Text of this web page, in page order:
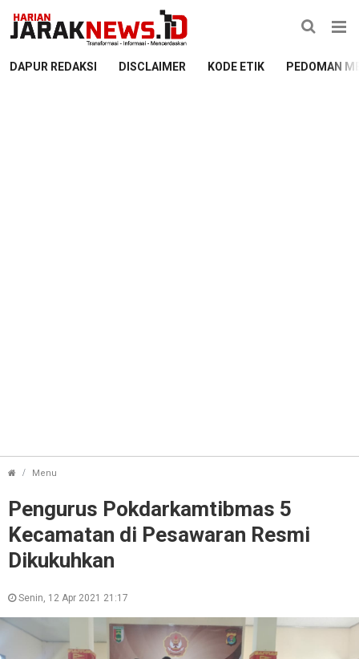
DAPUR REDAKSI DISCLAIMER KODE ETIK PEDOMAN
Menu
Pengurus Pokdarkamtibmas 5
Kecamatan di Pesawaran Resmi
Dikukuhkan
Senin, 12 Apr 2021 21:17